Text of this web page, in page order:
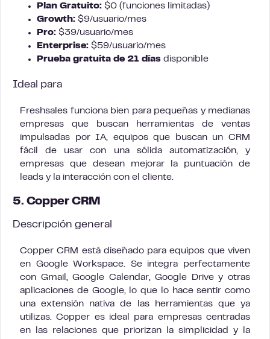
Plan Gratuito: $0 (funciones limitadas)
Growth: $9/usuario/mes
Pro: $39/usuario/mes
Enterprise: $59/usuario/mes
Prueba gratuita de 21 días disponible
Ideal para
Freshsales funciona bien para pequeñas y medianas
empresas que buscan herramientas de ventas
impulsadas por IA, equipos que buscan un CRM
fácil de usar con una sólida automatización, y
empresas que desean mejorar la puntuación de
leads y la interacción con el cliente.
5. Copper CRM
Descripción general
Copper CRM está diseñado para equipos que viven
en Google Workspace. Se integra perfectamente
con Gmail, Google Calendar, Google Drive y otras
aplicaciones de Google, lo que lo hace sentir como
una extensión nativa de las herramientas que ya
utilizas. Copper es ideal para empresas centradas
en las relaciones que priorizan la simplicidad y la